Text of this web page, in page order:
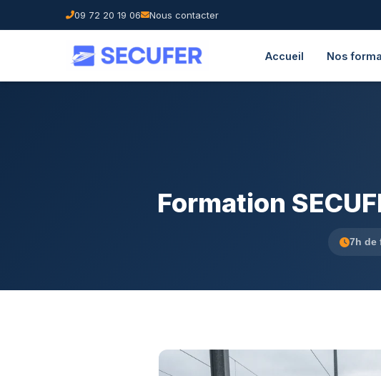
09 72 20 19 06 Nous contacter
Accueil Nos
Formation
7h de